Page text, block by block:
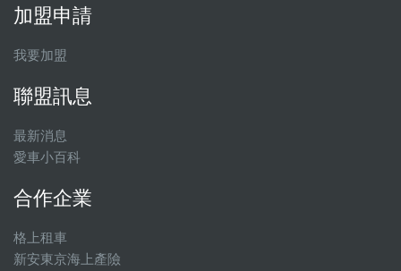
加盟申請
我要加盟
聯盟訊息
最新消息
愛車小百科
合作企業
格上租車
新安東京海上產險